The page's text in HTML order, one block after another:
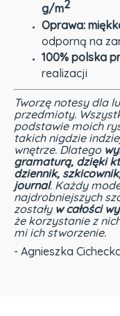
g/m2
Oprawa:
odporną na
100% polska
realizacji
Tworzę notesy dla
przedmioty.
podstawie moich
takich nigdzie
wnętrze. Dlatego
gramaturą, dzięki
dziennik,
journal. Każdy
najdrobniejszych
zostały w całości
że korzystanie z
mi ich stworzenie.
- Agnieszka